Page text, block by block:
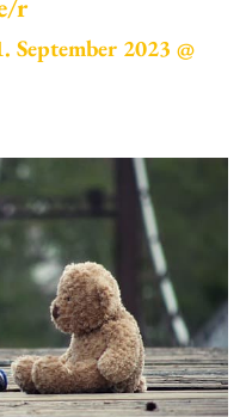
r
September 2023 @